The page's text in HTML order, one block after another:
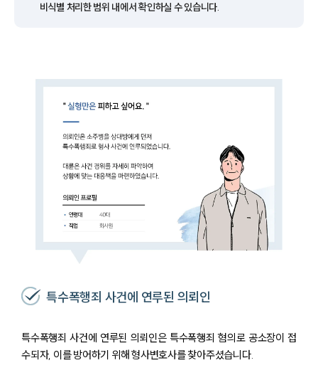
비식별 처리한 범위 내에서 확인하실 수 있습니다.
특수폭행죄 사건에 연루된 의뢰인
특수폭행죄 사건에 연루된 의뢰인은 특수폭행죄 혐의로 공소장이 접
수되자, 이를 방어하기 위해 형사변호사를 찾아주셨습니다.